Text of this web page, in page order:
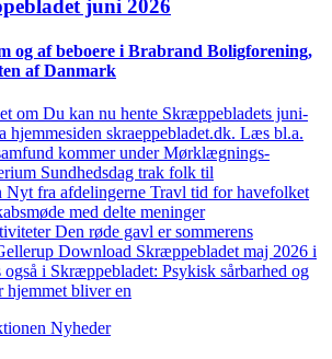
juni 2026
og af beboere i Brabrand Bolig­forening,
af Danmark
om Du kan nu hente Skræppebladets juni-
hjemmesiden skraeppebladet.dk. Læs bl.a.
kommer under Mørklægnings-
Sundhedsdag trak folk til
Nyt fra afdelingerne Travl tid for havefolket
med delte meninger
Den røde gavl er sommerens
Download Skræppebladet maj 2026 i
i Skræppebladet: Psykisk sårbarhed og
hjemmet bliver en
Nyheder